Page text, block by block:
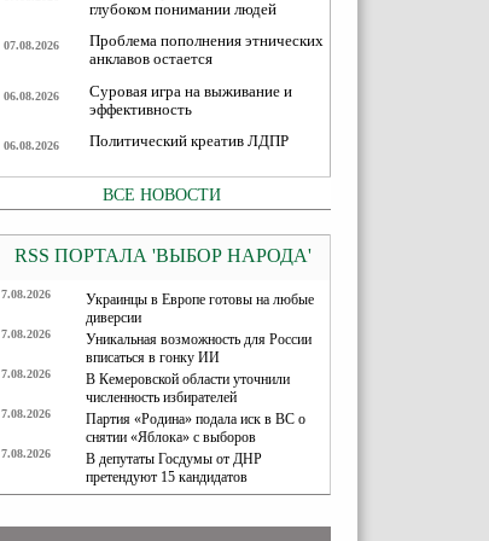
глубоком понимании людей
07.08.2026
Проблема пополнения этнических
анклавов остается
06.08.2026
Суровая игра на выживание и
эффективность
06.08.2026 Политический креатив ЛДПР
ВСЕ НОВОСТИ
RSS ПОРТАЛА 'ВЫБОР НАРОДА'
7.08.2026
Украинцы в Европе готовы на любые
диверсии
7.08.2026
Уникальная возможность для России
вписаться в гонку ИИ
7.08.2026
В Кемеровской области уточнили
численность избирателей
7.08.2026
Партия «Родина» подала иск в ВС о
снятии «Яблока» с выборов
7.08.2026
В депутаты Госдумы от ДНР
претендуют 15 кандидатов